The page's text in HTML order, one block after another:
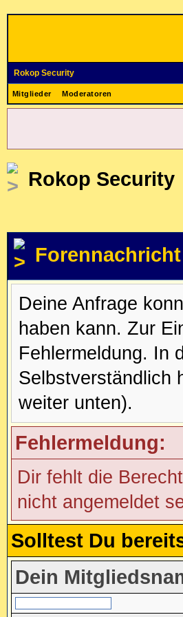
Rokop Security
Mitglieder Moderatoren
Rokop Security
Forennachricht
Deine Anfrage
haben kann. Zur
Fehlermeldung. In
Selbstverständlich
weiter unten).
Fehlermeldung:
Dir fehlt die
nicht angemeldet
Solltest Du
Dein